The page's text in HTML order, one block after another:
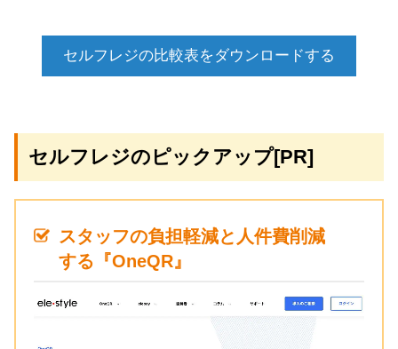
セルフレジの比較表をダウンロードする
セルフレジのピックアップ[PR]
スタッフの負担軽減と人件費削減
する『OneQR』